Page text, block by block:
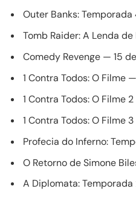
Outer Banks:
Tomb Raider: A Lenda
Comedy Revenge — 15
1 Contra Todos: O Filme
1 Contra Todos: O Filme
1 Contra Todos: O Filme
Profecia do Inferno:
O Retorno de Simone
A Diplomata: